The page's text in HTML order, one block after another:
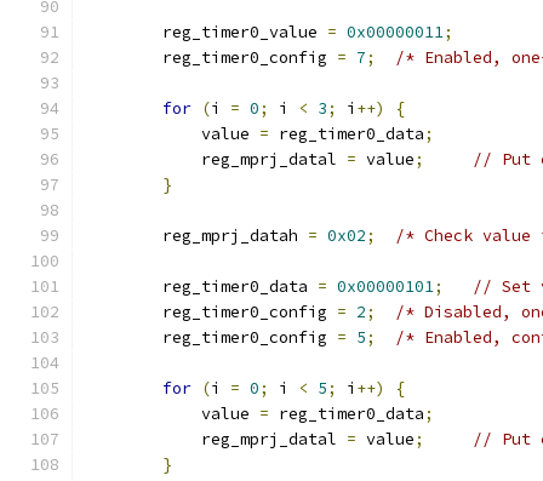
	reg_timer0_value
= 0x00000011;
	reg_timer0_config
= 7; /* Enabled,
for (i = 0; i < 3; i ++)
{
	    value
= reg_timer0_data;
	    reg_mprj_datal
= value;
// Put
}
	reg_mprj_datah
= 0x02; /* Check
	reg_timer0_data
= 0x00000101;
// Set
	reg_timer0_config
= 2;
/* Disabled,
	reg_timer0_config
= 5; /* Enabled,
for (i = 0; i < 5; i ++)
{
	    value
= reg_timer0_data;
	    reg_mprj_datal
= value;
// Put
}